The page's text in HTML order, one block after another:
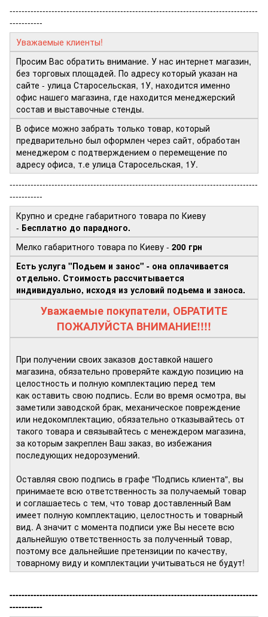
-----------------------------------------------------------------------------------
-----------
Уважаемые клиенты!
Просим Вас обратить внимание. У нас интернет магазин,
без торговых площадей. По адресу который указан на
сайте - улица Старосельская, 1У, находится именно
офис нашего магазина, где находится менеджерский
состав и выставочные стенды.
В офисе можно забрать только товар, который
предварительно был оформлен через сайт, обработан
менеджером с подтверждением о перемещение по
адресу офиса, т.е улица Старосельская, 1У.
-----------------------------------------------------------------------------------
-----------
Крупно и средне габаритного товара по Киеву
- Бесплатно до парадного.
Мелко габаритного товара по Киеву - 200 грн
Есть услуга "Подьем и занос" - она оплачивается
отдельно. Стоимость рассчитывается
индивидуально, исходя из условий подьема и заноса.
Уважаемые покупатели, ОБРАТИТЕ
ПОЖАЛУЙСТА ВНИМАНИЕ!!!!
При получении своих заказов доставкой нашего
магазина, обязательно проверяйте каждую позицию на
целостность и полную комплектацию перед тем
как оставить свою подпись. Если во время осмотра, вы
заметили заводской брак, механическое повреждение
или недокомплектацию, обязательно отказывайтесь от
такого товара и связывайтесь с менеждером магазина,
за которым закреплен Ваш заказ, во избежания
последующих недорозумений.
Оставляя свою подпись в графе "Подпись клиента", вы
принимаете всю ответственность за получаемый товар
и соглашаетесь с тем, что товар доставленный Вам
имеет полную комплектацию, целостность и товарный
вид. А значит с момента подписи уже Вы несете всю
дальнейшую ответственность за полученный товар,
поэтому все дальнейшие претензиции по качеству,
товарному виду и комплектации учитываться не будут!
-----------------------------------------------------------------------------------
-----------